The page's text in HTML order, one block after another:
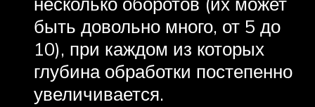
быть довольно много, от 5 до
10), при каждом из которых
глубина обработки постепенно
увеличивается.